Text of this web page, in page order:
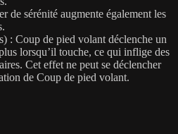
de sérénité augmente également les
: Coup de pied volant déclenche un
lorsqu’il touche, ce qui inflige des
Cet effet ne peut se déclencher
de Coup de pied volant.